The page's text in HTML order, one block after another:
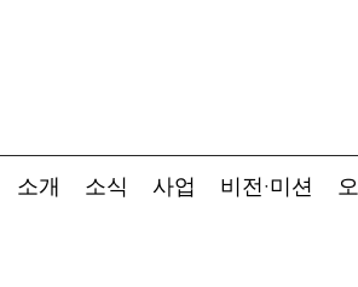
소개 소식 사업 비전·미션